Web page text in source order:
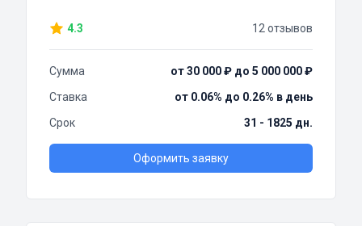
4.3 12 отзывов
Сумма
от 30 000 ₽ до 5 000 000 ₽
Ставка
от 0.06% до 0.26% в день
Срок
31 - 1825 дн.
Оформить заявку